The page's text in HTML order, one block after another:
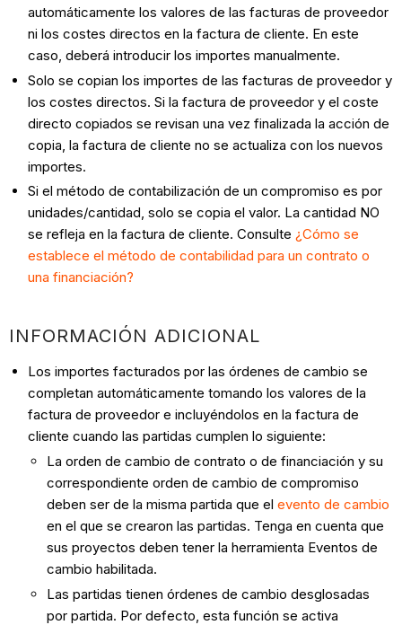
automáticamente los valores de las facturas de proveedor
ni los costes directos en la factura de cliente. En este
caso, deberá introducir los importes manualmente.
Solo se copian los importes de las facturas de proveedor y
los costes directos. Si la factura de proveedor y el coste
directo copiados se revisan una vez finalizada la acción de
copia, la factura de cliente no se actualiza con los nuevos
importes.
Si el método de contabilización de un compromiso es por
unidades/cantidad, solo se copia el valor. La cantidad NO
se refleja en la factura de cliente. Consulte¿Cómo se
establece el método de contabilidad para un contrato o
una financiación?
INFORMACIÓN ADICIONAL
Los importes facturados por las órdenes de cambio se
completan automáticamente tomando los valores de la
factura de proveedor e incluyéndolos en la factura de
cliente cuando las partidas cumplen lo siguiente:
La orden de cambio de contrato o de financiación y su
correspondiente orden de cambio de compromiso
deben ser de la misma partida que elevento de cambio
en el que se crearon las partidas. Tenga en cuenta que
sus proyectos deben tener la herramienta Eventos de
cambio habilitada.
Las partidas tienen órdenes de cambio desglosadas
por partida. Por defecto, esta función se activa